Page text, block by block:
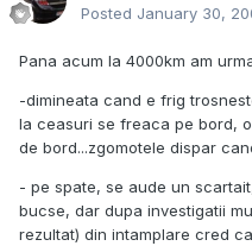
Posted January 30,
Pana acum la 4000km am
-dimineata cand e frig
la ceasuri se freaca pe bord,
de bord...zgomotele dispar
- pe spate, se aude un
bucse, dar dupa investigatii
rezultat) din intamplare cred